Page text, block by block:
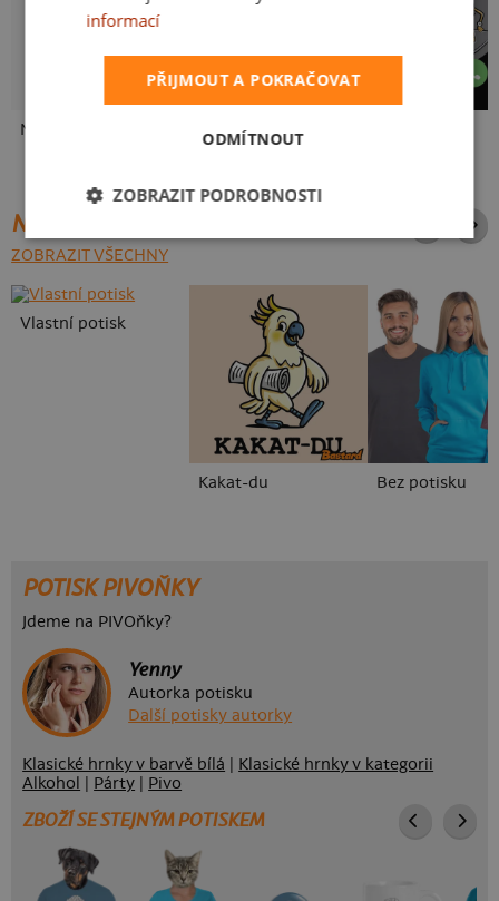
Neklidný bez piva Mám kulatiny
NEJPRODÁVANĚJŠÍ POTISKY
ZOBRAZIT VŠECHNY
Vlastní potisk
Kakat-du Bez potisku
POTISK PIVOŇKY
Jdeme na PIVOňky?
Yenny
Autorka potisku
Další potisky autorky
Klasické hrnky v barvě bílá
Klasické hrnky v kategorii
Alkohol
Párty Pivo
ZBOŽÍ SE STEJNÝM POTISKEM
informací
PŘIJMOUT A POKRAČOVAT
ODMÍTNOUT
ZOBRAZIT PODROBNOSTI